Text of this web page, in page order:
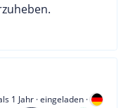
1 Jahr · eingeladen ·